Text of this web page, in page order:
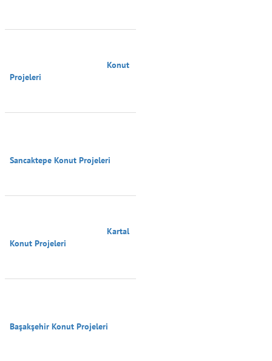
Projeleri
Sancaktepe Konut Projeleri
Konut Projeleri
Başakşehir Konut Projeleri